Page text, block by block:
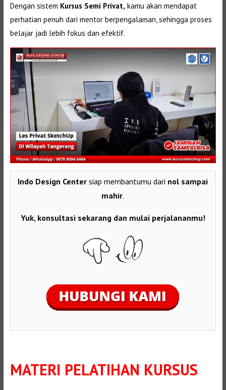
Dengan sistem Kursus Semi Privat, kamu akan mendapat
perhatian penuh dari mentor berpengalaman, sehingga proses
belajar jadi lebih fokus dan efektif.
Indo Design Center siap membantumu dari nol sampai
mahir.
Yuk, konsultasi sekarang dan mulai perjalananmu!
MATERI PELATIHAN KURSUS